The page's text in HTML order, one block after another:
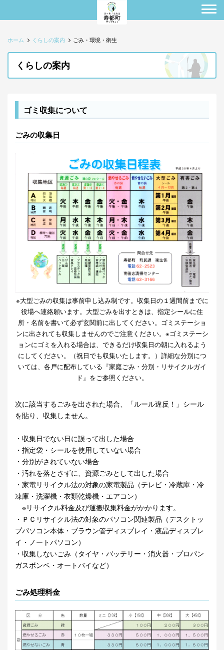
ホーム くらしの案内 ごみ・環境・衛生
くらしの案内
ゴミ収集について
ごみの収集日
※大型ごみの収集は事前申し込み制です。収集日の１週間前までに
役場へ連絡願います。大型ごみを出すときは、指定シールに住
所・名前を書いて必ず玄関前に出してください。ゴミステーショ
ンに出されても収集しませんのでご注意ください。※ゴミステーシ
ョンにゴミを入れる場合は、できるだけ収集日の朝に入れるよう
にしてください。（祝日でも収集いたします。）詳細な分別につ
いては、各戸に配布している『家庭ごみ・分別・リサイクルガイ
ド』をご参照ください。
次に該当するごみを出された場合、「ルール違反！」シール
を貼り、収集しません。
・収集日でない日に誤って出した場合
・指定袋・シールを使用していない場合
・分別がされていない場合
・汚れを落とさずに、資源ごみとして出した場合
・家電リサイクル法の対象の家電製品（テレビ・冷蔵庫・冷
凍庫・洗濯機・衣類乾燥機・エアコン）
※リサイクル料金及び運搬収集料金がかかります。
・ＰＣリサイクル法の対象のパソコン関連製品（デスクトッ
プパソコン本体・ブラウン管ディスプレイ・液晶ディスプレ
イ・ノートパソコン）
・収集しないごみ（タイヤ・バッテリー・消火器・プロパン
ガスボンベ・オートバイなど）
ごみ処理料金